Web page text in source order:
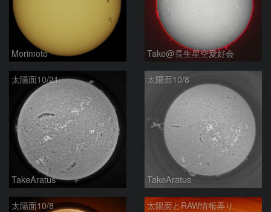
Morimoto Take@長生星空愛好会
太陽面10/21
TakeAratus
太陽面10/8
TakeAratus
太陽面10/8 太陽面とRAW情報弄り